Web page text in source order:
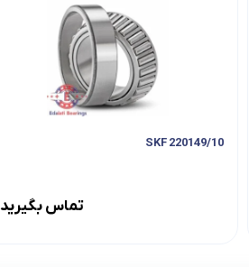
220149/10 SKF
تماس بگیرید